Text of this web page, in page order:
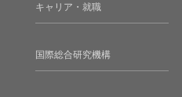
キャリア・就職
国際総合研究機構